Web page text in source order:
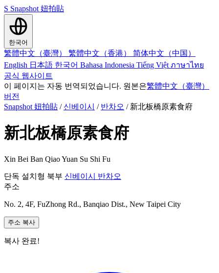
S Snapshot 妞拍貼
한국어
繁體中文（臺灣） 繁體中文（香港） 简体中文（中国）
English 日本語 한국어 Bahasa Indonesia Tiếng Việt ภาษาไทย
공식 웹사이트
이 페이지는 자동 번역되었습니다. 원본은繁體中文（臺灣）
버전
Snapshot 妞拍貼 / 신베이시 / 반차오 / 新北板橋原素食府
新北板橋原素食府
Xin Bei Ban Qiao Yuan Su Shi Fu
단독 설치형 북부 신베이시 반차오
주소
No. 2, 4F, FuZhong Rd., Banqiao Dist., New Taipei City
주소 복사
복사 완료!